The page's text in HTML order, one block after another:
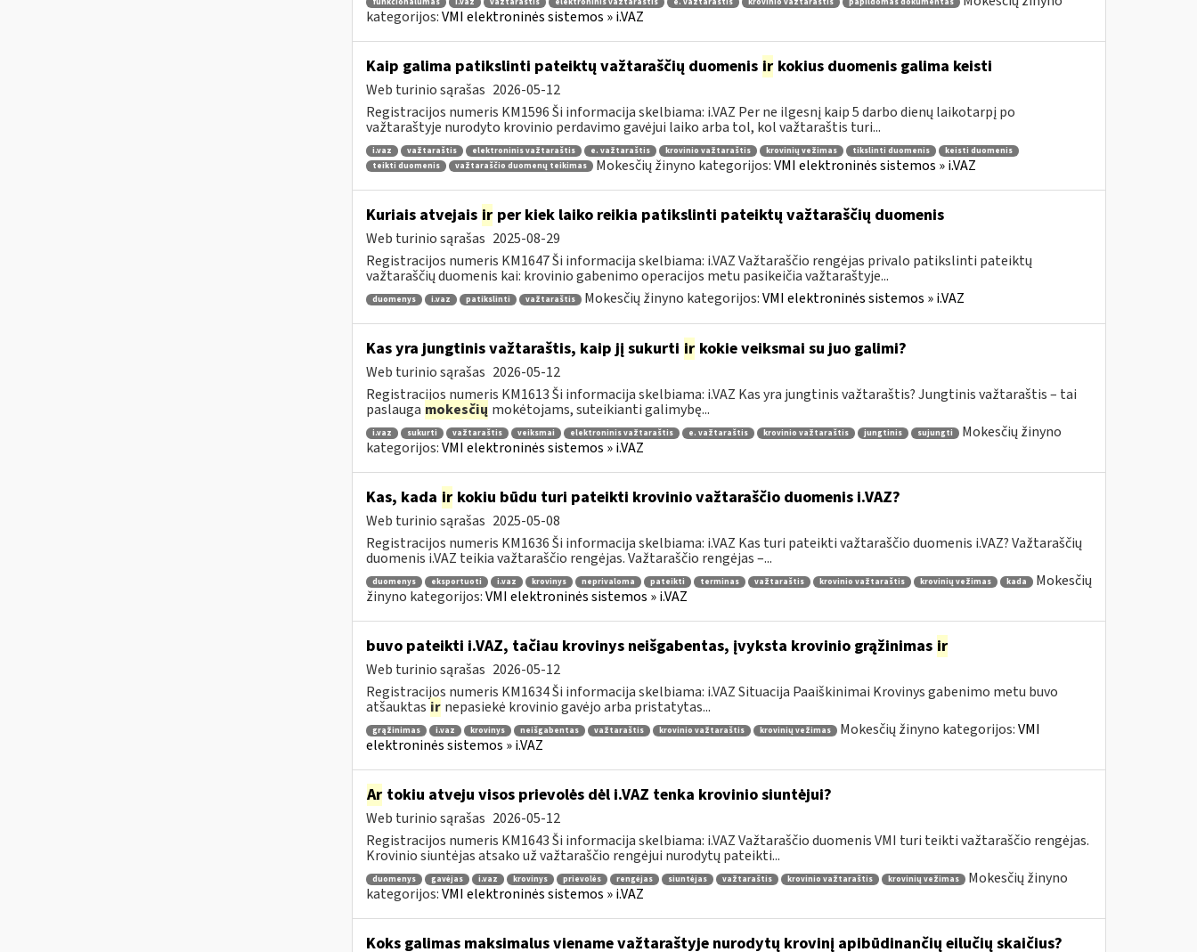
kategorijos:VMI elektroninės sistemos » i.VAZ
Kaip galima patikslinti pateiktų važtaraščių duomenis irkokius duomenis galima keisti
Web turinio sąrašas 2026-05-12
Registracijos numeris KM1596 Ši informacija skelbiama: i.VAZ Per ne ilgesnį kaip 5 darbo dienų laikotarpį po
važtaraštyje nurodyto krovinio perdavimo gavėjui laiko arba tol, kol važtaraštis turi...
i.vaz važtaraštis elektroninis važtaraštis e. važtaraštis krovinio važtaraštis krovinių vežimas tikslinti duomenis
keisti duomenis
teikti duomenis
važtaraščio duomenų teikimas Mokesčių žinyno kategorijos:VMI elektroninės sistemos » i.VAZ
Kuriais atvejais irper kiek laiko reikia patikslinti pateiktų važtaraščių duomenis
Web turinio sąrašas 2025-08-29
Registracijos numeris KM1647 Ši informacija skelbiama: i.VAZ Važtaraščio rengėjas privalo patikslinti pateiktų
važtaraščių duomenis kai: krovinio gabenimo operacijos metu pasikeičia važtaraštyje...
duomenys i.vaz patikslinti važtaraštis Mokesčių žinyno kategorijos:VMI elektroninės sistemos » i.VAZ
Kas yra jungtinis važtaraštis, kaip jį sukurti irkokie veiksmai su juo galimi?
Web turinio sąrašas 2026-05-12
Registracijos numeris KM1613 Ši informacija skelbiama: i.VAZ Kas yra jungtinis važtaraštis? Jungtinis važtaraštis – tai
paslauga mokesčių mokėtojams, suteikianti galimybę...
i.vaz sukurti važtaraštis veiksmai elektroninis važtaraštis e. važtaraštis krovinio važtaraštis jungtinis sujungti
Mokesčių žinyno
kategorijos:VMI elektroninės sistemos » i.VAZ
Kas, kada irkokiu būdu turi pateikti krovinio važtaraščio duomenis i.VAZ?
Web turinio sąrašas 2025-05-08
Registracijos numeris KM1636 Ši informacija skelbiama: i.VAZ Kas turi pateikti važtaraščio duomenis i.VAZ? Važtaraščių
duomenis i.VAZ teikia važtaraščio rengėjas. Važtaraščio rengėjas –...
duomenys eksportuoti i.vaz krovinys neprivaloma pateikti terminas važtaraštis krovinio važtaraštis krovinių vežimas kada
Mokesčių
žinyno kategorijos:VMI elektroninės sistemos » i.VAZ
buvo pateikti i.VAZ, tačiau krovinys neišgabentas, įvyksta krovinio grąžinimas ir
Web turinio sąrašas 2026-05-12
Registracijos numeris KM1634 Ši informacija skelbiama: i.VAZ Situacija Paaiškinimai Krovinys gabenimo metu buvo
atšauktas ir nepasiekė krovinio gavėjo arba pristatytas...
grąžinimas i.vaz krovinys neišgabentas važtaraštis krovinio važtaraštis krovinių vežimas Mokesčių žinyno kategorijos:VMI
elektroninės sistemos » i.VAZ
Artokiu atveju visos prievolės dėl i.VAZ tenka krovinio siuntėjui?
Web turinio sąrašas 2026-05-12
Registracijos numeris KM1643 Ši informacija skelbiama: i.VAZ Važtaraščio duomenis VMI turi teikti važtaraščio rengėjas.
Krovinio siuntėjas atsako už važtaraščio rengėjui nurodytų pateikti...
duomenys gavėjas i.vaz krovinys prievolės rengėjas siuntėjas važtaraštis krovinio važtaraštis krovinių vežimas
Mokesčių žinyno
kategorijos:VMI elektroninės sistemos » i.VAZ
Koks galimas maksimalus viename važtaraštyje nurodytų krovinį apibūdinančių eilučių skaičius?